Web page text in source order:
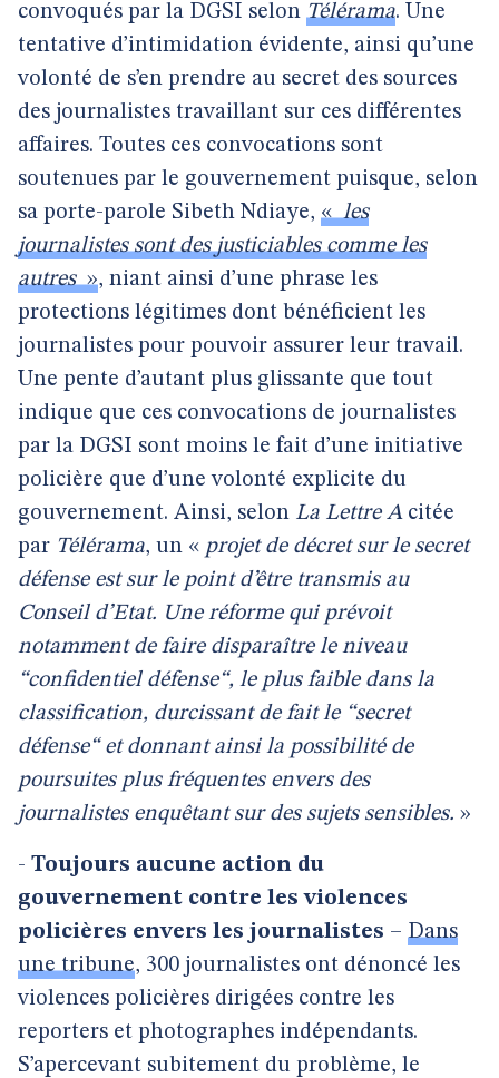
convoqués par la DGSI selon Télérama. Une
tentative d’intimidation évidente, ainsi qu’une
volonté de s’en prendre au secret des sources
des journalistes travaillant sur ces différentes
affaires. Toutes ces convocations sont
soutenues par le gouvernement puisque, selon
sa porte-parole Sibeth Ndiaye, «les
journalistes sont des justiciables comme les
autres», niant ainsi d’une phrase les
protections légitimes dont bénéficient les
journalistes pour pouvoir assurer leur travail.
Une pente d’autant plus glissante que tout
indique que ces convocations de journalistes
par la DGSI sont moins le fait d’une initiative
policière que d’une volonté explicite du
gouvernement. Ainsi, selon La Lettre Acitée
par Télérama, un « projet de décret sur le secret
défense est sur le point d’être transmis au
Conseil d’Etat. Une réforme qui prévoit
notamment de faire disparaître le niveau
“confidentiel défense“, le plus faible dans la
classification, durcissant de fait le “secret
défense“ et donnant ainsi la possibilité de
poursuites plus fréquentes envers des
journalistes enquêtant sur des sujets sensibles. »
- Toujours aucune action du
gouvernement contre les violences
policières envers les journalistes – Dans
une tribune, 300 journalistes ont dénoncé les
violences policières dirigées contre les
reporters et photographes indépendants.
S’apercevant subitement du problème, le